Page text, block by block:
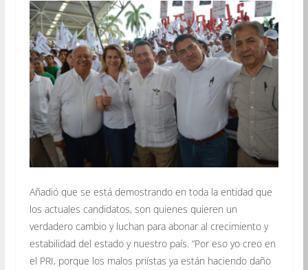
Añadió que se está demostrando en toda la entidad que
los actuales candidatos, son quienes quieren un
verdadero cambio y luchan para abonar al crecimiento y
estabilidad del estado y nuestro país. “Por eso yo creo en
el PRI, porque los malos priístas ya están haciendo daño